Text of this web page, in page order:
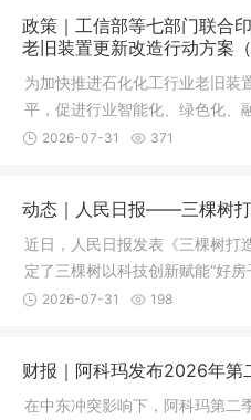
政策｜工信部等七部门联合
老旧装置更新改造行动方案
为加快推进石化化工行业老旧装
平，促进行业智能化、绿色化、
部、国家发展改革委、生态环境
年）》
2026-07-31 371
动态｜人民日报——三棵树
近日，人民日报发表《三棵树打
定了三棵树以科技创新赋能“好
质量发展的探索与实践。
2026-07-31 198
财报｜阿科玛发布2026年第
在中东冲突影响下，阿科玛第二